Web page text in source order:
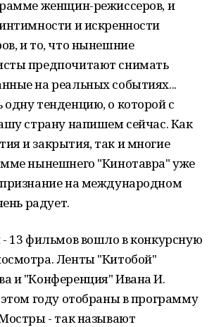
женщин-режиссеров, и
и искренности
и то, что нынешние
предпочитают снимать
на реальных событиях...
тенденцию, о которой с
страну напишем сейчас. Как
и закрытия, так и многие
нынешнего "Кинотавра" уже
на международном
радует.
13 фильмов вошло в конкурсную
Ленты "Китобой"
и "Конференция" Ивана И.
этом году отобраны в программу
- так называют